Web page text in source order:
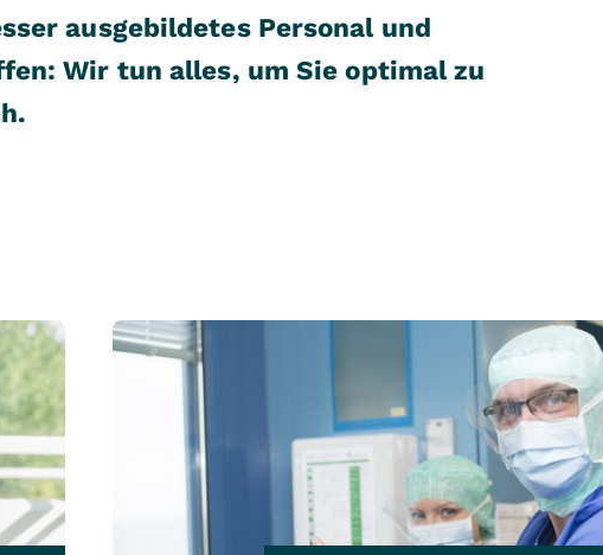
ausgebildetes Personal und
Wir tun alles, um Sie optimal zu